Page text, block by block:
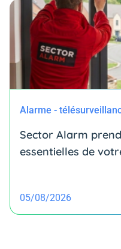
Alarme -
Sector Alarm
essentielles de
05/08/2026